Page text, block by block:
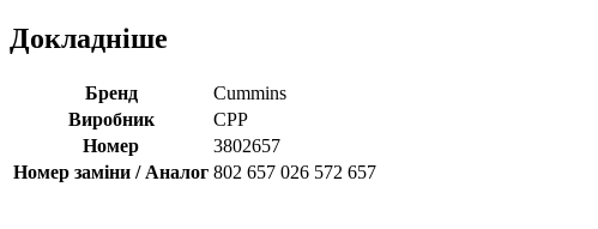
Докладніше
Бренд
Cummins
Виробник
CPP
Номер
3802657
Номер заміни / Аналог 802 657 026 572 657